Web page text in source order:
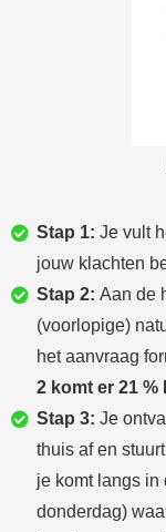
Stap 1: Je vult
jouw klachten
Stap 2:Aan de
(voorlopige)
het aanvraag
2 komt er 21 %
Stap 3: Je
thuis af en
je komt langs in
donderdag)